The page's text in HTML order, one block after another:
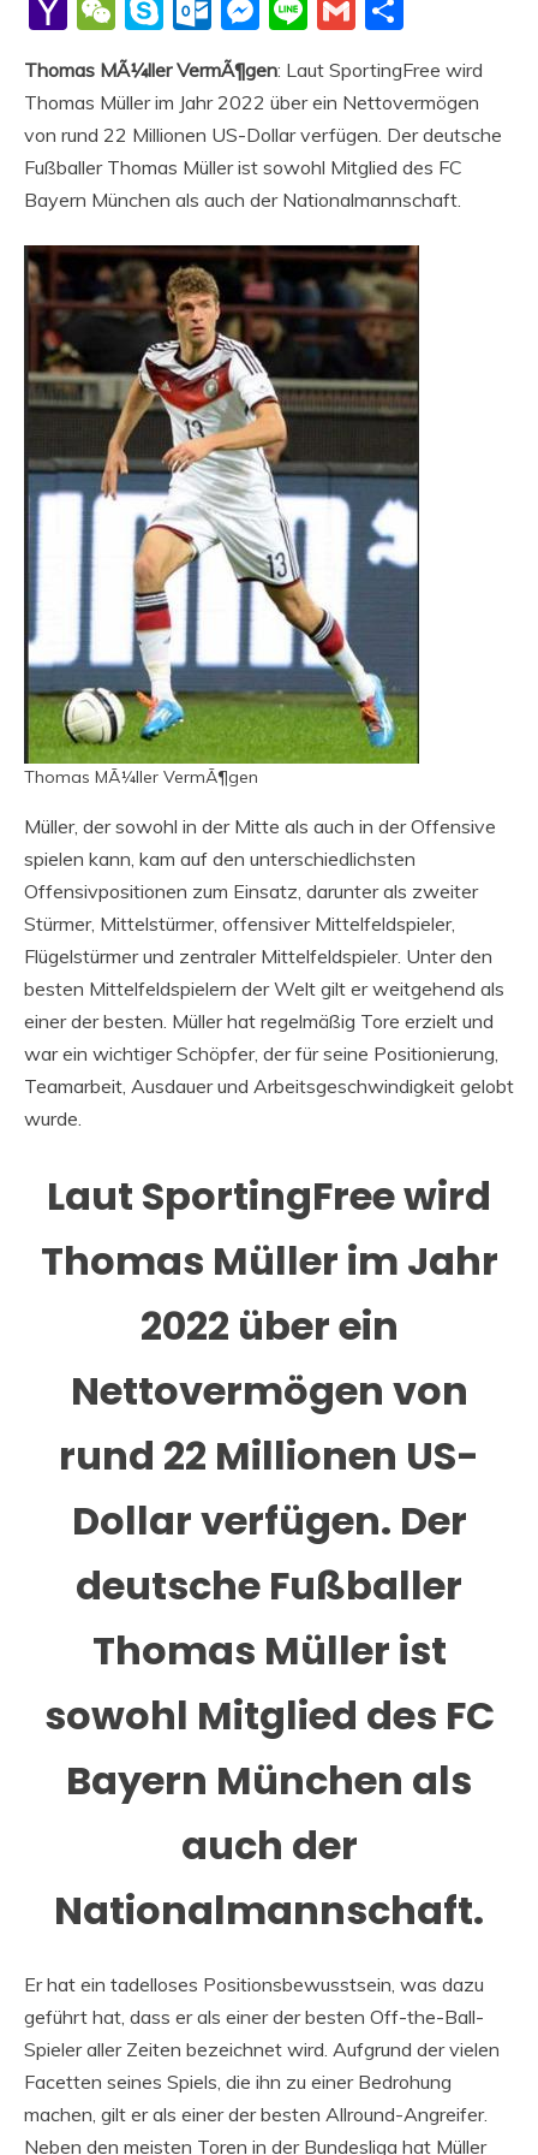
Yahoo
Mail
WeChat
SkypeOutlook.com
Messenger
LineGmail
Thomas MÃ¼ller VermÃ¶gen: Laut SportingFree wird
Thomas Müller im Jahr 2022 über ein Nettovermögen
von rund 22 Millionen US-Dollar verfügen. Der deutsche
Fußballer Thomas Müller ist sowohl Mitglied des FC
Bayern München als auch der Nationalmannschaft.
Thomas MÃ¼ller VermÃ¶gen
Müller, der sowohl in der Mitte als auch in der Offensive
spielen kann, kam auf den unterschiedlichsten
Offensivpositionen zum Einsatz, darunter als zweiter
Stürmer, Mittelstürmer, offensiver Mittelfeldspieler,
Flügelstürmer und zentraler Mittelfeldspieler. Unter den
besten Mittelfeldspielern der Welt gilt er weitgehend als
einer der besten. Müller hat regelmäßig Tore erzielt und
war ein wichtiger Schöpfer, der für seine Positionierung,
Teamarbeit, Ausdauer und Arbeitsgeschwindigkeit gelobt
wurde.
Laut SportingFree wird
Thomas Müller im Jahr
2022 über ein
Nettovermögen von
rund 22 Millionen US-
Dollar verfügen. Der
deutsche Fußballer
Thomas Müller ist
sowohl Mitglied des FC
Bayern München als
auch der
Nationalmannschaft.
Er hat ein tadelloses Positionsbewusstsein, was dazu
geführt hat, dass er als einer der besten Off-the-Ball-
Spieler aller Zeiten bezeichnet wird. Aufgrund der vielen
Facetten seines Spiels, die ihn zu einer Bedrohung
machen, gilt er als einer der besten Allround-Angreifer.
Neben den meisten Toren in der Bundesliga hat Müller